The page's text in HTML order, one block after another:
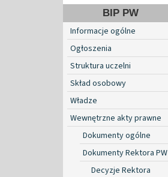
BIP PW
Informacje ogólne
Ogłoszenia
Struktura uczelni
Skład osobowy
Władze
Wewnętrzne akty prawne
Dokumenty ogólne
Dokumenty Rektora PW
Decyzje Rektora